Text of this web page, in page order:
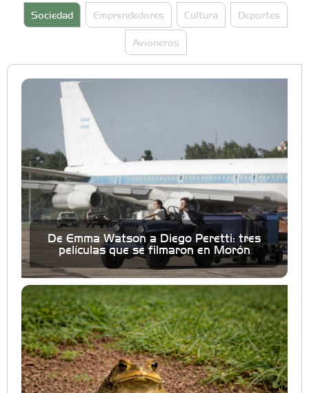
Sociedad Emprendedores Cultura Deportes
Avioneros
De Emma Watson a Diego Peretti: tres
películas que se filmaron en Morón